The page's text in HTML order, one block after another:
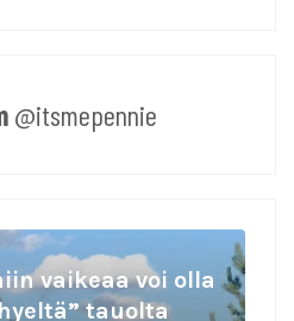
@itsmepennie